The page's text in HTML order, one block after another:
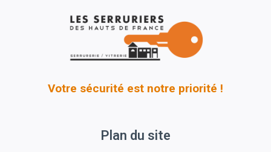
Votre sécurité est notre priorité !
Plan du site